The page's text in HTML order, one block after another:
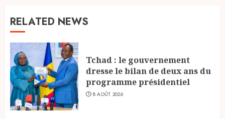
RELATED NEWS
Tchad : le gouvernement
dresse le bilan de deux ans du
programme présidentiel
8 AOÛT 2026